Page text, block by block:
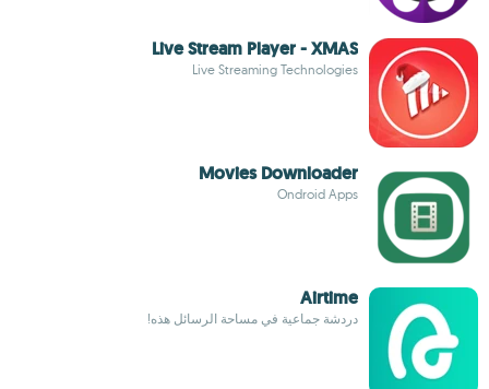
Live Stream Player - XMAS
Live Streaming Technologies
Movies Downloader
Ondroid Apps
Airtime
دردشة جماعية في مساحة الرسائل هذه!